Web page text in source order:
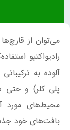
می‌توان از
رادیواکتیو
پلی کلر) و حتی
محیط‌های مورد
بافت‌های خود